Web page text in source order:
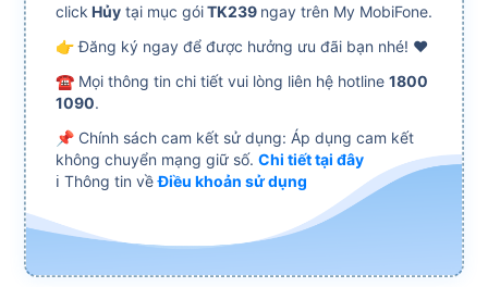
click Hủytại mục góiTK239 ngay trên My MobiFone.
👉 Đăng ký ngay để được hưởng ưu đãi bạn nhé! ️❤️
☎ Mọi thông tin chi tiết vui lòng liên hệ hotline 1800
1090.
📌 Chính sách cam kết sử dụng: Áp dụng cam kết
không chuyển mạng giữ số. Chi tiết tại đây
ℹ️ Thông tin vềĐiều khoản sử dụng